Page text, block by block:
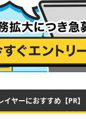
ヤーにおすすめ【PR】